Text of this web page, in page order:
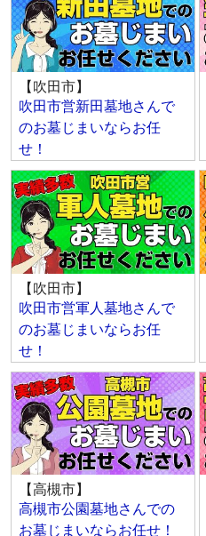
【吹田市】
吹田市営新田墓地さんで
のお墓じまいならお任
せ！
【吹田市】
吹田市営軍人墓地さんで
のお墓じまいならお任
せ！
【高槻市】
高槻市公園墓地さんでの
お墓じまいならお任せ！